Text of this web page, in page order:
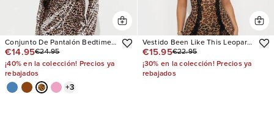
Conjunto De Pantalón Bedtime
Stretch Satin Long Sleeve PJ
€14.95€24.95
¡40% en la colección! Precios ya
rebajados
+3
Vestido Been Like This Leopard
Mesh
€15.95€22.95
¡30% en la colección! Precios ya
rebajados